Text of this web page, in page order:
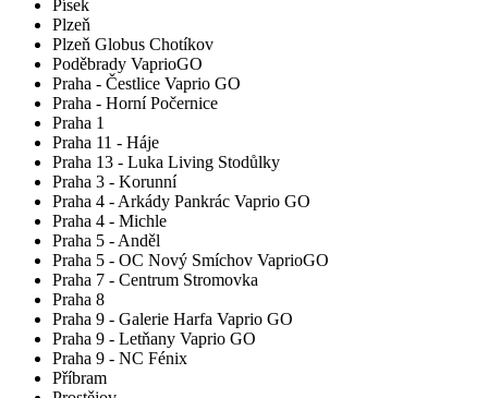
Písek
Plzeň
Plzeň Globus Chotíkov
Poděbrady VaprioGO
Praha - Čestlice Vaprio GO
Praha - Horní Počernice
Praha 1
Praha 11 - Háje
Praha 13 - Luka Living Stodůlky
Praha 3 - Korunní
Praha 4 - Arkády Pankrác Vaprio GO
Praha 4 - Michle
Praha 5 - Anděl
Praha 5 - OC Nový Smíchov VaprioGO
Praha 7 - Centrum Stromovka
Praha 8
Praha 9 - Galerie Harfa Vaprio GO
Praha 9 - Letňany Vaprio GO
Praha 9 - NC Fénix
Příbram